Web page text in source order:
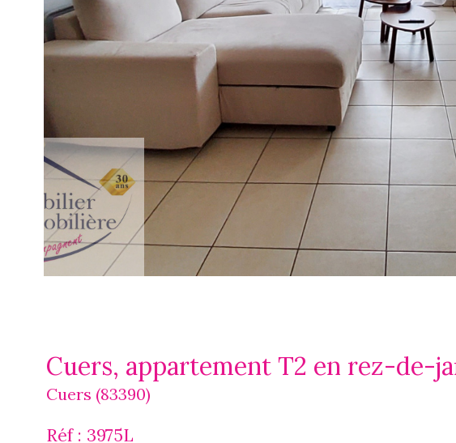
Cuers, appartement T2 en rez-de-
Cuers (83390)
Réf : 3975L